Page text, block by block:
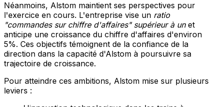
Néanmoins, Alstom maintient ses perspectives pour
l'exercice en cours. L'entreprise vise un ratio
"commandes sur chiffre d'affaires" supérieur à unet
anticipe une croissance du chiffre d'affaires d'environ
5%. Ces objectifs témoignent de la confiance de la
direction dans la capacité d'Alstom à poursuivre sa
trajectoire de croissance.
Pour atteindre ces ambitions, Alstom mise sur plusieurs
leviers :